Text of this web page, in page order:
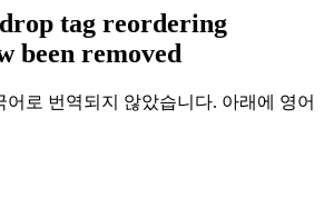
tag reordering
been removed
어로 번역되지 않았습니다. 아래에 영어